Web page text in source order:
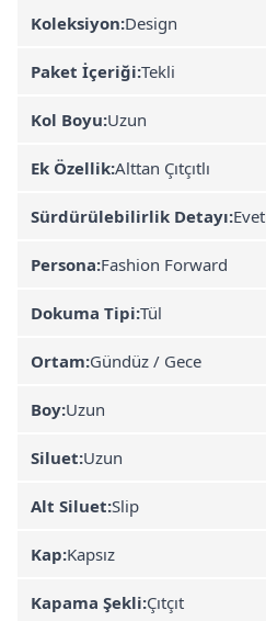
Koleksiyon:Design
Paket İçeriği:Tekli
Kol Boyu:Uzun
Ek Özellik:Alttan Çıtçıtlı
Sürdürülebilirlik Detayı:Evet
Persona:Fashion Forward
Dokuma Tipi:Tül
Ortam:Gündüz / Gece
Boy:Uzun
Siluet:Uzun
Alt Siluet:Slip
Kap:Kapsız
Kapama Şekli:Çıtçıt